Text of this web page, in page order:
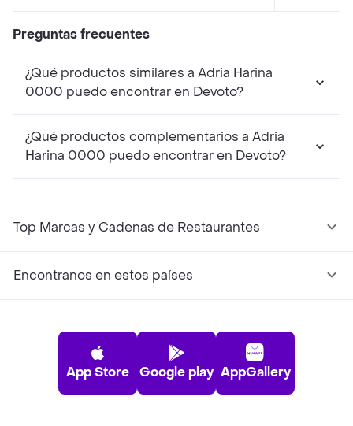
Preguntas frecuentes
¿Qué productos similares a Adria Harina
0000 puedo encontrar en Devoto?
¿Qué productos complementarios a Adria
Harina 0000 puedo encontrar en Devoto?
Top Marcas y Cadenas de Restaurantes
Encontranos en estos países
App Store Google play AppGallery